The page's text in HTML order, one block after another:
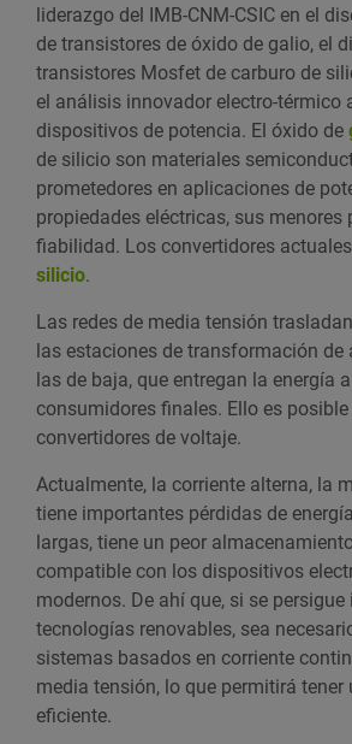
liderazgo del IMB-CNM-CSIC en el
de transistores de óxido de galio, el
transistores Mosfet de carburo de
el análisis innovador electro-térmico
dispositivos de potencia. El óxido de
de silicio son materiales
prometedores en aplicaciones de
propiedades eléctricas, sus menores
fiabilidad. Los convertidores
silicio.
Las redes de media tensión
las estaciones de transformación
las de baja, que entregan la energía
consumidores finales. Ello es
convertidores de voltaje.
Actualmente, la corriente alterna, la
tiene importantes pérdidas de
largas, tiene un peor
compatible con los dispositivos
modernos. De ahí que, si se
tecnologías renovables, sea
sistemas basados en corriente
media tensión, lo que permitirá tener
eficiente.